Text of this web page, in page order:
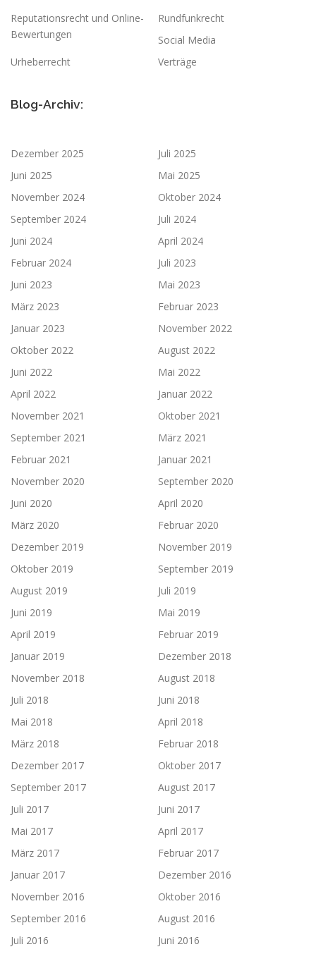
Reputationsrecht und Online-
Bewertungen
Rundfunkrecht
Social Media
Urheberrecht
Verträge
Blog-Archiv:
Dezember 2025
Juli 2025
Juni 2025
Mai 2025
November 2024
Oktober 2024
September 2024
Juli 2024
Juni 2024
April 2024
Februar 2024
Juli 2023
Juni 2023
Mai 2023
März 2023
Februar 2023
Januar 2023
November 2022
Oktober 2022
August 2022
Juni 2022
Mai 2022
April 2022
Januar 2022
November 2021
Oktober 2021
September 2021
März 2021
Februar 2021
Januar 2021
November 2020
September 2020
Juni 2020
April 2020
März 2020
Februar 2020
Dezember 2019
November 2019
Oktober 2019
September 2019
August 2019
Juli 2019
Juni 2019
Mai 2019
April 2019
Februar 2019
Januar 2019
Dezember 2018
November 2018
August 2018
Juli 2018
Juni 2018
Mai 2018
April 2018
März 2018
Februar 2018
Dezember 2017
Oktober 2017
September 2017
August 2017
Juli 2017
Juni 2017
Mai 2017
April 2017
März 2017
Februar 2017
Januar 2017
Dezember 2016
November 2016
Oktober 2016
September 2016
August 2016
Juli 2016
Juni 2016